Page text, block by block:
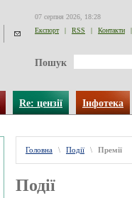
07 серпня 2026, 18:28
Експорт
| RSS | Контакти |
Пошук
Re: цензії Інфотека
Головна \ Події \ Премії
Події